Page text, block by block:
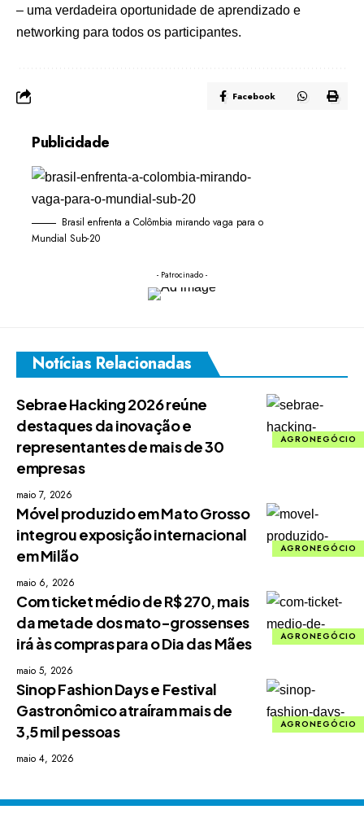
– uma verdadeira oportunidade de aprendizado e
networking para todos os participantes.
Facebook
Publicidade
Brasil enfrenta a Colômbia mirando vaga para o
Mundial Sub-20
- Patrocinado -
Notícias Relacionadas
AGRONEGÓCIO
Sebrae Hacking 2026 reúne
destaques da inovação e
representantes de mais de 30
empresas
maio 7, 2026
AGRONEGÓCIO
Móvel produzido em Mato Grosso
integrou exposição internacional
em Milão
maio 6, 2026
AGRONEGÓCIO
Com ticket médio de R$ 270, mais
da metade dos mato-grossenses
irá às compras para o Dia das Mães
maio 5, 2026
AGRONEGÓCIO
Sinop Fashion Days e Festival
Gastronômico atraíram mais de
3,5 mil pessoas
maio 4, 2026